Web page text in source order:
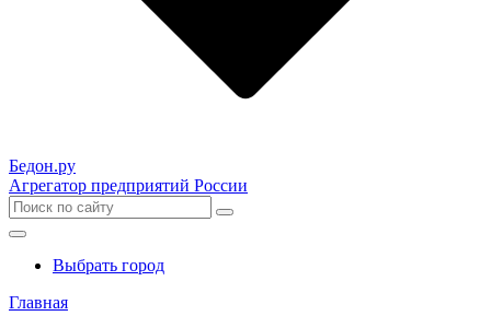
Бедон.ру
Агрегатор предприятий России
Выбрать город
Главная